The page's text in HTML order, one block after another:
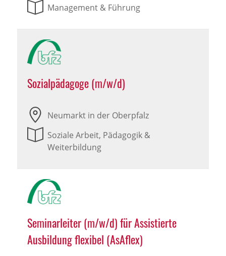
Management & Führung
Sozialpädagoge (m/w/d)
Neumarkt in der Oberpfalz
Soziale Arbeit, Pädagogik &
Weiterbildung
Seminarleiter (m/w/d) für Assistierte
Ausbildung flexibel (AsAflex)